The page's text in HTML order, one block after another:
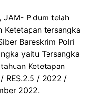
JAM- Pidum telah
Ketetapan tersangka
Bareskrim Polri
yaitu Tersangka
Ketetapan
RES.2.5 / 2022 /
2022.